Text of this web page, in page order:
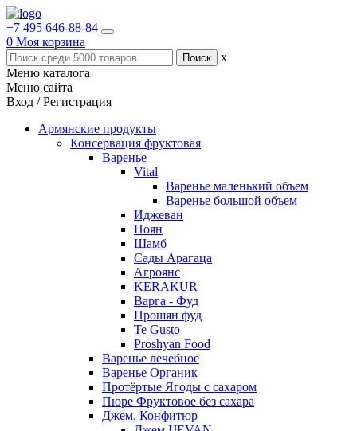
+7 495 646-88-84
0 Моя корзина
x
Меню каталога
Меню сайта
Вход / Регистрация
Армянские продукты
Консервация фруктовая
Варенье
Vital
Варенье маленький объем
Варенье большой объем
Иджеван
Ноян
Шамб
Сады Арагаца
Агроянс
KERAKUR
Варга - Фуд
Прошян фуд
Te Gusto
Proshyan Food
Варенье лечебное
Варенье Органик
Протёртые Ягоды с сахаром
Пюре Фруктовое без сахара
Джем. Конфитюр